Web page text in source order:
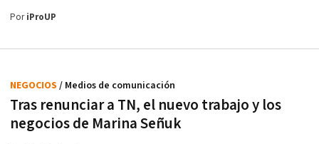
PoriProUP
Tras renunciar a TN, el nuevo trabajo y los
negocios de Marina Señuk
NEGOCIOS / Medios de comunicación